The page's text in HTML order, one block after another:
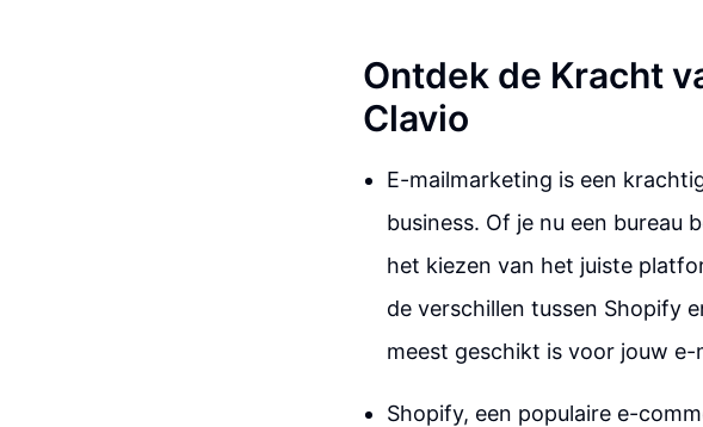
Ontdek de Kracht
Clavio
E-mailmarketing is een
business. Of je nu een bureau
het kiezen van het juiste
de verschillen tussen Shopify
meest geschikt is voor jouw
Shopify, een populaire e-